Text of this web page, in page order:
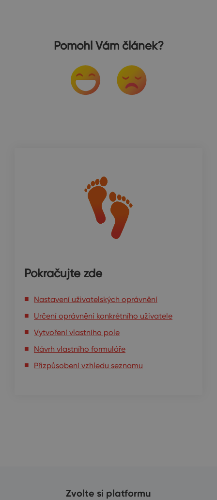
Pomohl Vám článek?
Pokračujte zde
Nastavení uživatelských oprávnění
Určení oprávnění konkrétního uživatele
Vytvoření vlastního pole
Návrh vlastního formuláře
Přizpůsobení vzhledu seznamu
Zvolte si platformu